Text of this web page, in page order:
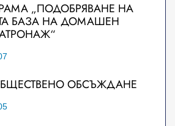
„ПОДОБРЯВАНЕ НА
БАЗА НА ДОМАШЕН
ОБСЪЖДАНЕ